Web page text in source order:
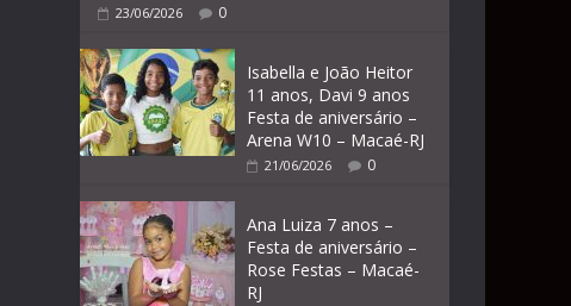
23/06/2026 0
Isabella e João Heitor
11 anos, Davi 9 anos
Festa de aniversário –
Arena W10 – Macaé-RJ
21/06/2026 0
Ana Luiza 7 anos –
Festa de aniversário –
Rose Festas – Macaé-
RJ